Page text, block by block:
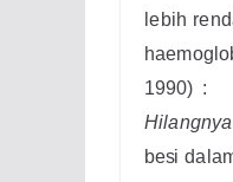
lebih
1990) :
besi